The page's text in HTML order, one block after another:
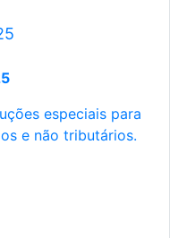
especiais para
e não tributários.